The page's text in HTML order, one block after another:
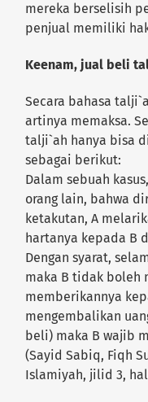
mereka berselisih
penjual memiliki
Keenam, jual beli
Secara bahasa
artinya memaksa.
talji`ah hanya bisa
sebagai berikut:
Dalam sebuah
orang lain, bahwa
ketakutan, A
hartanya kepada B
Dengan syarat,
maka B tidak boleh
memberikannya
mengembalikan
beli) maka B wajib
(Sayid Sabiq, Fiqh
Islamiyah, jilid 3,